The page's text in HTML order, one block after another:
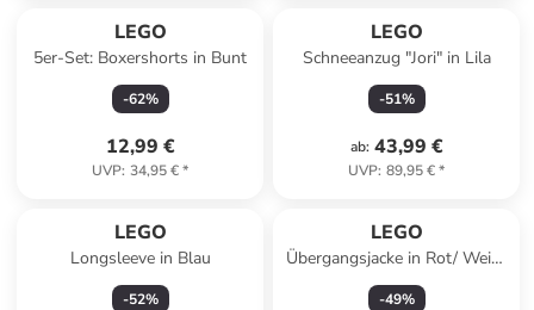
LEGO
5er-Set: Boxershorts in Bunt
-62%
12,99 €
UVP: 34,95 €*
LEGO
Schneeanzug "Jori" in Lila
-51%
ab: 43,99 €
UVP: 89,95 €*
LEGO
Longsleeve in Blau
-52%
LEGO
Übergangsjacke in Rot/ Weiß/
Gelb/ Blau
-49%